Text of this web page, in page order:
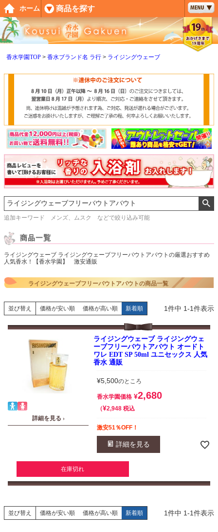
香水学園TOP 香水ブランド名 ラ行 ライジングウェーブ
追加キーワード メンズ、ムスク などで絞り込み可能
ライジングウェーブ ライジングウェーブフリーバウトアバウトの厳選おすすめ
人気香水！【香水学園】 激安通販
ライジングウェーブフリーバウトアバウトの商品一覧
並び替え 価格が安い順 価格が高い順 新着順 1件中 1-1件表示
詳細を見る ›
ライジングウェーブ ライジングウェ
ーブフリーバウトアバウト オードト
ワレ EDT SP 50ml ユニセックス 人気
香水 通販
¥5,500のところ
香水学園価格 ¥2,680
¥2,948 税込
激安51％OFF！
詳細を見る
在庫切れ
並び替え 価格が安い順 価格が高い順 新着順 1件中 1-1件表示
ペー
ジト
ップ
へ
ホーム 商品を探す